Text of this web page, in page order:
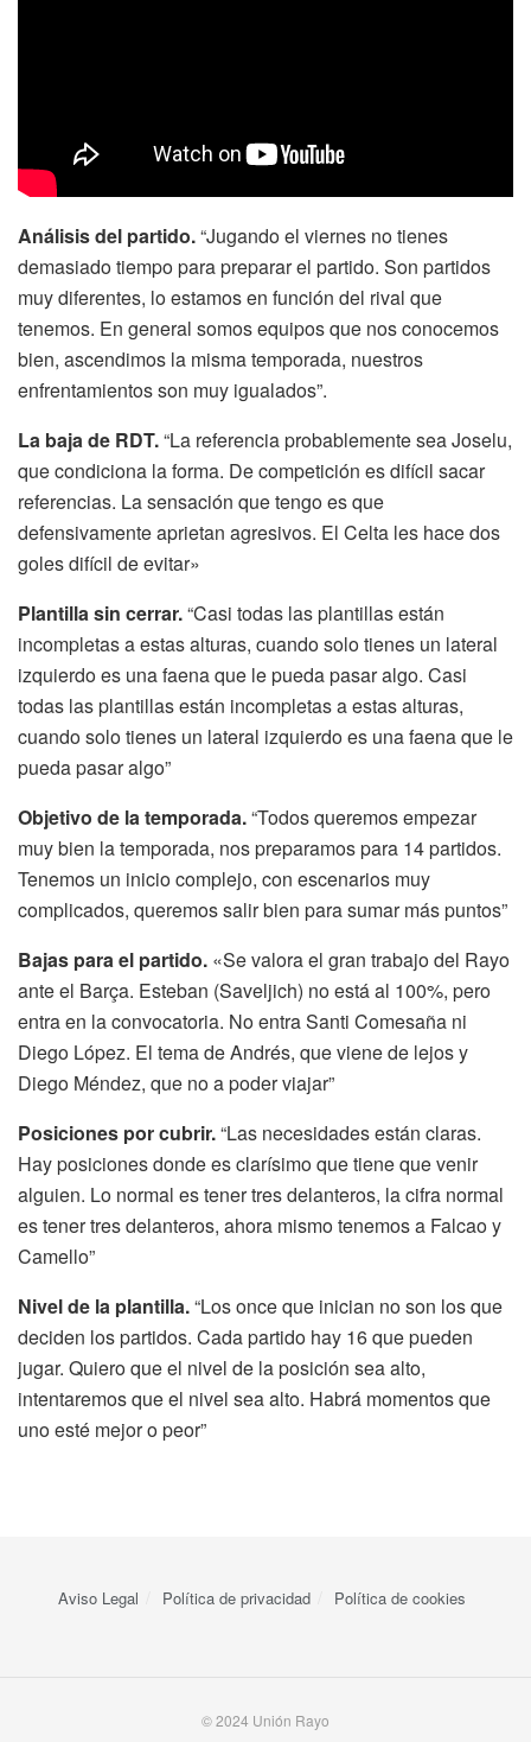
Análisis del partido.“Jugando el viernes no tienes
demasiado tiempo para preparar el partido. Son partidos
muy diferentes, lo estamos en función del rival que
tenemos. En general somos equipos que nos conocemos
bien, ascendimos la misma temporada, nuestros
enfrentamientos son muy igualados”.
La baja de RDT.“La referencia probablemente sea Joselu,
que condiciona la forma. De competición es difícil sacar
referencias. La sensación que tengo es que
defensivamente aprietan agresivos. El Celta les hace dos
goles difícil de evitar»
Plantilla sin cerrar.“Casi todas las plantillas están
incompletas a estas alturas, cuando solo tienes un lateral
izquierdo es una faena que le pueda pasar algo. Casi
todas las plantillas están incompletas a estas alturas,
cuando solo tienes un lateral izquierdo es una faena que le
pueda pasar algo”
Objetivo de la temporada.“Todos queremos empezar
muy bien la temporada, nos preparamos para 14 partidos.
Tenemos un inicio complejo, con escenarios muy
complicados, queremos salir bien para sumar más puntos”
Bajas para el partido. «Se valora el gran trabajo del Rayo
ante el Barça. Esteban (Saveljich) no está al 100%, pero
entra en la convocatoria. No entra Santi Comesaña ni
Diego López. El tema de Andrés, que viene de lejos y
Diego Méndez, que no a poder viajar”
Posiciones por cubrir.“Las necesidades están claras.
Hay posiciones donde es clarísimo que tiene que venir
alguien. Lo normal es tener tres delanteros, la cifra normal
es tener tres delanteros, ahora mismo tenemos a Falcao y
Camello”
Nivel de la plantilla.“Los once que inician no son los que
deciden los partidos. Cada partido hay 16 que pueden
jugar. Quiero que el nivel de la posición sea alto,
intentaremos que el nivel sea alto. Habrá momentos que
uno esté mejor o peor”
Aviso Legal Política de privacidad Política de cookies
© 2024 Unión Rayo